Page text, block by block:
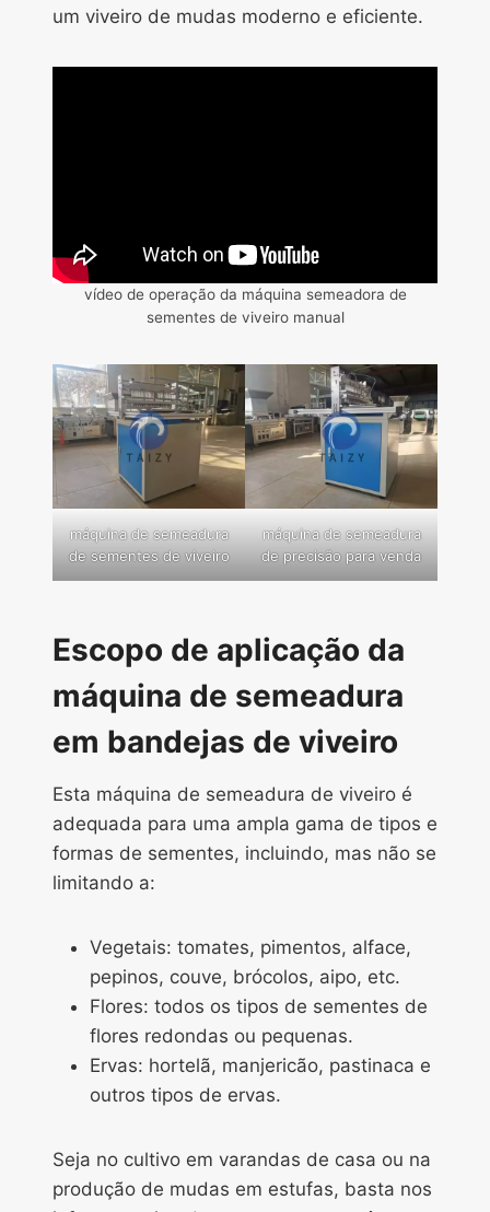
um viveiro de mudas moderno e eficiente.
vídeo de operação da máquina semeadora de
sementes de viveiro manual
máquina de semeadura
de sementes de viveiro
máquina de semeadura
de precisão para venda
Escopo de aplicação da
máquina de semeadura
em bandejas de viveiro
Esta máquina de semeadura de viveiro é
adequada para uma ampla gama de tipos e
formas de sementes, incluindo, mas não se
limitando a:
Vegetais: tomates, pimentos, alface,
pepinos, couve, brócolos, aipo, etc.
Flores: todos os tipos de sementes de
flores redondas ou pequenas.
Ervas: hortelã, manjericão, pastinaca e
outros tipos de ervas.
Seja no cultivo em varandas de casa ou na
produção de mudas em estufas, basta nos